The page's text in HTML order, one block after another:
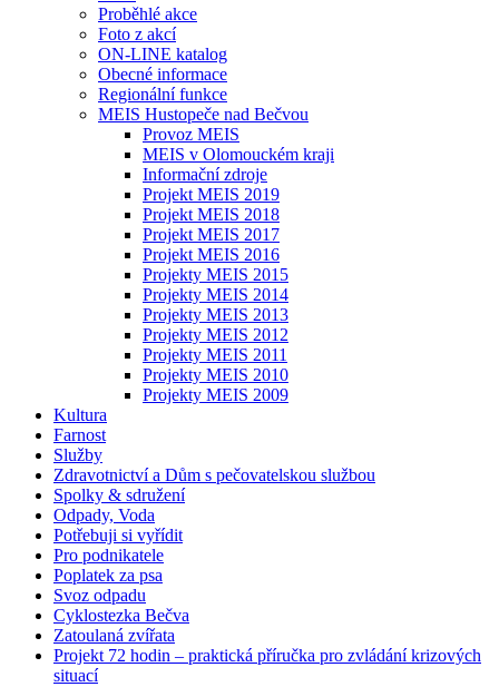
Proběhlé akce
Foto z akcí
ON-LINE katalog
Obecné informace
Regionální funkce
MEIS Hustopeče nad Bečvou
Provoz MEIS
MEIS v Olomouckém kraji
Informační zdroje
Projekt MEIS 2019
Projekt MEIS 2018
Projekt MEIS 2017
Projekt MEIS 2016
Projekty MEIS 2015
Projekty MEIS 2014
Projekty MEIS 2013
Projekty MEIS 2012
Projekty MEIS 2011
Projekty MEIS 2010
Projekty MEIS 2009
Kultura
Farnost
Služby
Zdravotnictví a Dům s pečovatelskou službou
Spolky & sdružení
Odpady, Voda
Potřebuji si vyřídit
Pro podnikatele
Poplatek za psa
Svoz odpadu
Cyklostezka Bečva
Zatoulaná zvířata
Projekt 72 hodin – praktická příručka pro zvládání krizových
situací